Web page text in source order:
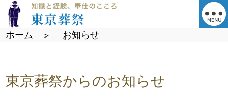
ホーム お知らせ
東京葬祭からのお知らせ